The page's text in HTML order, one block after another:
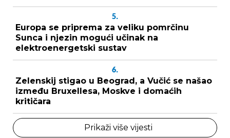
5.
Europa se priprema za veliku pomrčinu
Sunca i njezin mogući učinak na
elektroenergetski sustav
6.
Zelenskij stigao u Beograd, a Vučić se našao
između Bruxellesa, Moskve i domaćih
kritičara
Prikaži više vijesti